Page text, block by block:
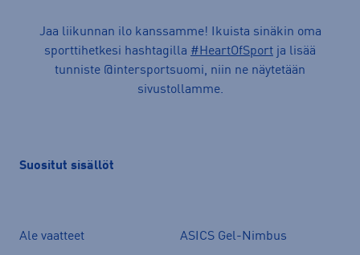
Jaa liikunnan ilo kanssamme! Ikuista sinäkin oma
sporttihetkesi hashtagilla #HeartOfSport ja lisää
tunniste @intersportsuomi, niin ne näytetään
sivustollamme.
Suositut sisällöt
Ale vaatteet
ASICS Gel-Nimbus